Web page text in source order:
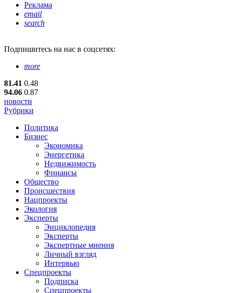
Реклама
email
search
Подпишитесь на нас в соцсетях:
more
81.41 0.48
94.06 0.87
новости
Рубрики
Политика
Бизнес
Экономика
Энергетика
Недвижимость
Финансы
Общество
Происшествия
Нацпроекты
Экология
Эксперты
Энциклопедия
Эксперты
Экспертные мнения
Личный взгляд
Интервью
Спецпроекты
Подписка
Спецпроекты